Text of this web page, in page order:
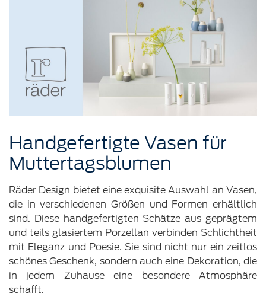
Handgefertigte Vasen für
Muttertagsblumen
Räder Design bietet eine exquisite Auswahl an Vasen,
die in verschiedenen Größen und Formen erhältlich
sind. Diese handgefertigten Schätze aus geprägtem
und teils glasiertem Porzellan verbinden Schlichtheit
mit Eleganz und Poesie. Sie sind nicht nur ein zeitlos
schönes Geschenk, sondern auch eine Dekoration, die
in jedem Zuhause eine besondere Atmosphäre
schafft.